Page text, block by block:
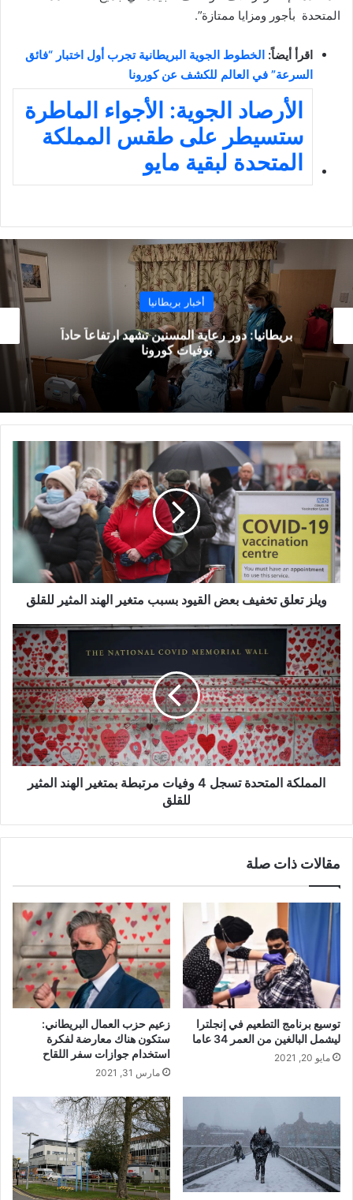
المتحدة بأجور ومزايا ممتازة”.
اقرأ أيضاً: الخطوط الجوية البريطانية تجرب أول اختبار “فائق
السرعة” في العالم للكشف عن كورونا
الأرصاد الجوية: الأجواء الماطرة
ستسيطر على طقس المملكة
المتحدة لبقية مايو
أخبار بريطانيا
بريطانيا: دور رعاية المسنين تشهد ارتفاعاً حاداً
بوفيات كورونا
ويلز
تخفيف
بعض
القيود
بسبب
متغير
الهند
المثير
للقلقويلز تعلق تخفيف بعض القيود بسبب متغير الهند المثير للقلق
المملكة
المتحدة
تسجل
4
وفيات
مرتبطة
بمتغير
الهند
المثير
للقلق
المملكة المتحدة تسجل 4 وفيات مرتبطة بمتغير الهند المثير
للقلق
مقالات ذات صلة
توسيع برنامج التطعيم في إنجلترا
ليشمل البالغين من العمر 34 عاما
مايو 20, 2021
زعيم حزب العمال البريطاني:
ستكون هناك معارضة لفكرة
استخدام جوازات سفر اللقاح
مارس 31, 2021